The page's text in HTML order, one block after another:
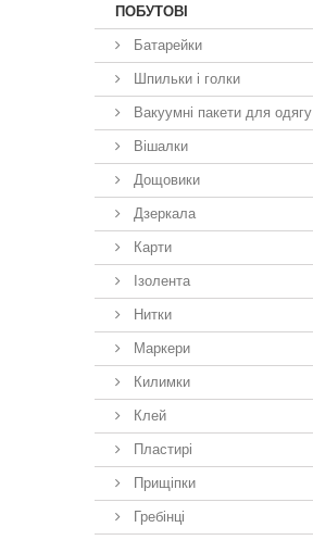
ПОБУТОВІ
Батарейки
Шпильки і голки
Вакуумні пакети для одягу
Вішалки
Дощовики
Дзеркала
Карти
Ізолента
Нитки
Маркери
Килимки
Клей
Пластирі
Прищіпки
Гребінці